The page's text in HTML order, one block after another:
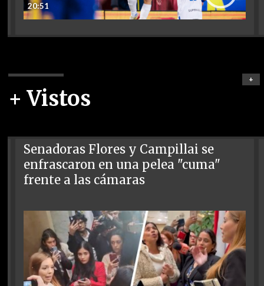
20:51
+ Vistos
+
Senadoras Flores y Campillai se
enfrascaron en una pelea "cuma"
frente a las cámaras